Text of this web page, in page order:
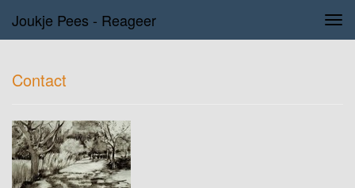
Joukje Pees - Reageer
Contact